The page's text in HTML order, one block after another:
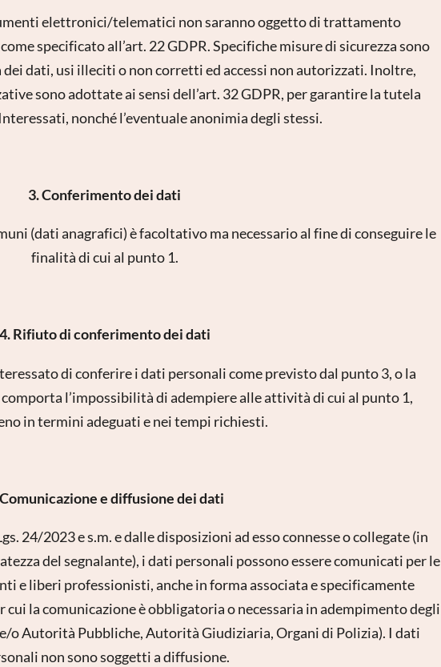
elettronici/telematici non saranno oggetto di trattamento
specificato all’art. 22 GDPR. Specifiche misure di sicurezza sono
dati, usi illeciti o non corretti ed accessi non autorizzati. Inoltre,
sono adottate ai sensi dell’art. 32 GDPR, per garantire la tutela
nonché l’eventuale anonimia degli stessi.
3. Conferimento dei dati
(dati anagrafici) è facoltativo ma necessario al fine di conseguire le
finalità di cui al punto 1.
4. Rifiuto di conferimento dei dati
di conferire i dati personali come previsto dal punto 3, o la
l’impossibilità di adempiere alle attività di cui al punto 1,
in termini adeguati e nei tempi richiesti.
e diffusione dei dati
24/2023 e s.m. e dalle disposizioni ad esso connesse o collegate (in
del segnalante), i dati personali possono essere comunicati per le
e liberi professionisti, anche in forma associata e specificamente
la comunicazione è obbligatoria o necessaria in adempimento degli
o Autorità Pubbliche, Autorità Giudiziaria, Organi di Polizia). I dati
non sono soggetti a diffusione.
newsletter
Nom de famille*